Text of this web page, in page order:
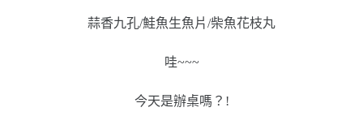
蒜香九孔/鮭魚生魚片/柴魚花枝丸
哇~~~
今天是辦桌嗎？!